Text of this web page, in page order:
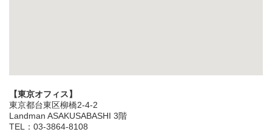
【東京オフィス】
東京都台東区柳橋2‐4‐2
Landman ASAKUSABASHI 3階
TEL：03‐3864‐8108